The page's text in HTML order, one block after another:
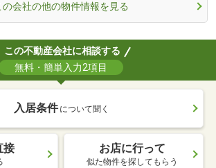
の会社の他の物件情報を見る
この不動産会社に相談する
無料・簡単入力2項目
入居条件 について聞く
接 お店に行って
似た物件を探してもらう